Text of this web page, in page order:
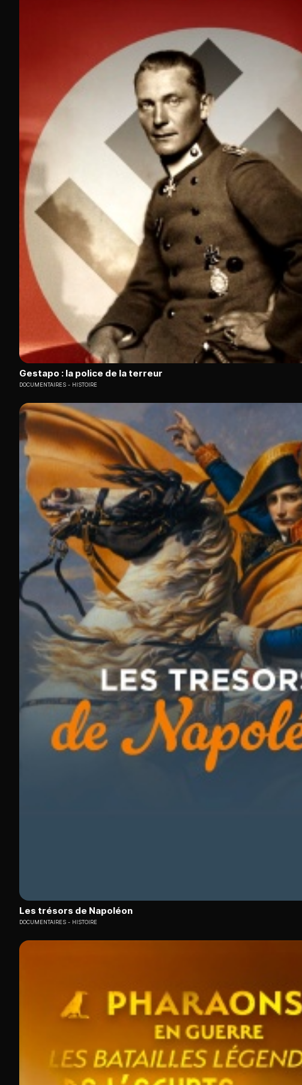
Gestapo : la police de la terreur
DOCUMENTAIRES HISTOIRE
Les trésors de Napoléon
DOCUMENTAIRES HISTOIRE